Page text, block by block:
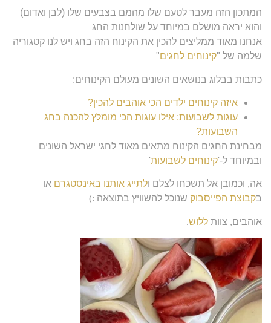
המתכון הזה מעבר לטעם שלו מהמם בצבעים שלו (לבן ואדום)
והוא יראה מושלם במיוחד על שולחנות החג
אנחנו מאוד ממליצים להכין את הקינוח הזה בחג ויש לנו קטגוריה
שלמה של "קינוחים לחגים"
כתבות בבלוג בנושאים השונים מעולם הקינוחים:
איזה קינוחים ילדים הכי אוהבים להכין?
עוגות לשבועות: אילו עוגות הכי מומלץ להכנה בחג
השבועות?
מבחינת החגים הקינוח מתאים מאוד לחגי ישראל השונים
ובמיוחד ל-'קינוחים לשבועות'
אה, וכמובן אל תשכחו לצלם ולתייג אותנו באינסטגרם או
בקבוצת הפייסבוק שנוכל להשוויץ בתוצאה :)
אוהבים, צוות ללוש.